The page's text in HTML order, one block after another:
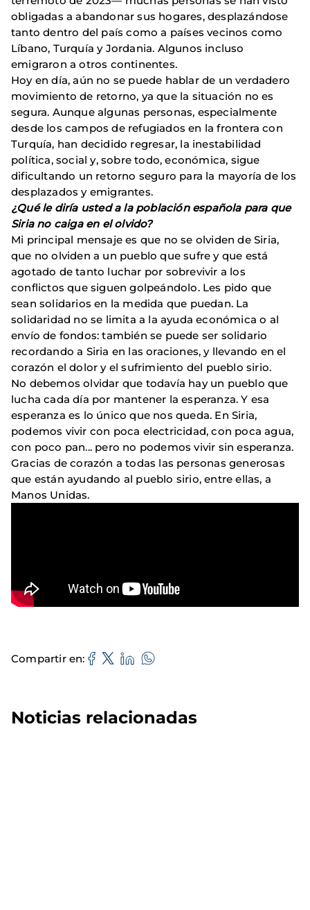
obligadas a abandonar sus hogares, desplazándose
tanto dentro del país como a países vecinos como
Líbano, Turquía y Jordania. Algunos incluso
emigraron a otros continentes.
Hoy en día, aún no se puede hablar de un verdadero
movimiento de retorno, ya que la situación no es
segura. Aunque algunas personas, especialmente
desde los campos de refugiados en la frontera con
Turquía, han decidido regresar, la inestabilidad
política, social y, sobre todo, económica, sigue
dificultando un retorno seguro para la mayoría de los
desplazados y emigrantes.
¿Qué le diría usted a la población española para que
Siria no caiga en el olvido?
Mi principal mensaje es que no se olviden de Siria,
que no olviden a un pueblo que sufre y que está
agotado de tanto luchar por sobrevivir a los
conflictos que siguen golpeándolo. Les pido que
sean solidarios en la medida que puedan. La
solidaridad no se limita a la ayuda económica o al
envío de fondos: también se puede ser solidario
recordando a Siria en las oraciones, y llevando en el
corazón el dolor y el sufrimiento del pueblo sirio.
No debemos olvidar que todavía hay un pueblo que
lucha cada día por mantener la esperanza. Y esa
esperanza es lo único que nos queda. En Siria,
podemos vivir con poca electricidad, con poca agua,
con poco pan... pero no podemos vivir sin esperanza.
Gracias de corazón a todas las personas generosas
que están ayudando al pueblo sirio, entre ellas, a
Manos Unidas.
Compartir en
Noticias relacionadas